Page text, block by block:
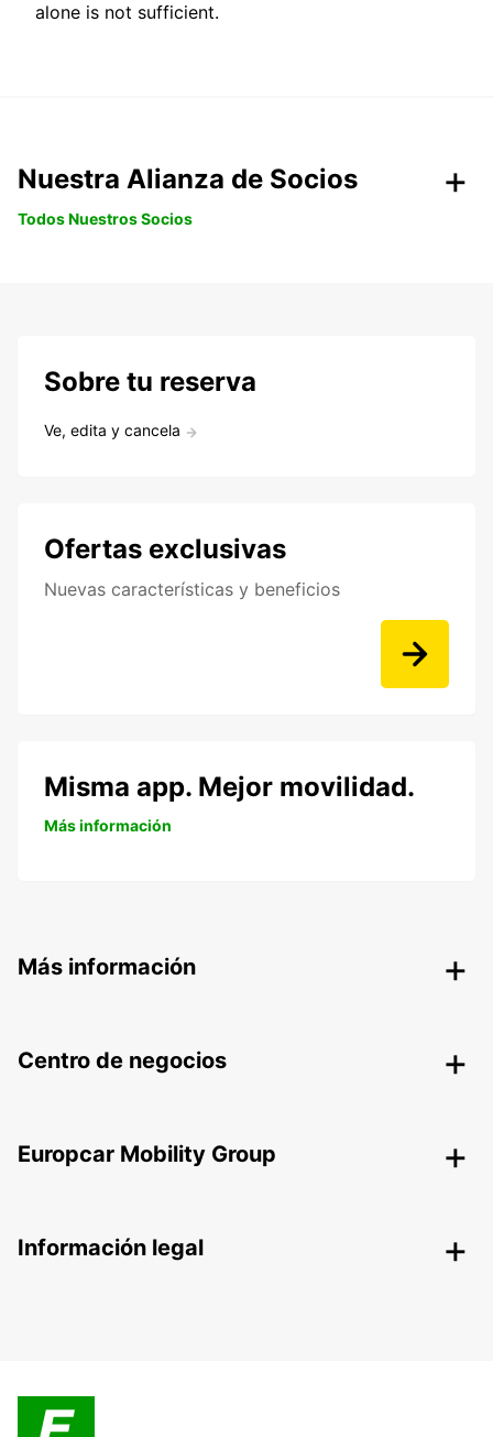
alone is not sufficient.
Nuestra Alianza de Socios
Todos Nuestros Socios
Sobre tu reserva
Ve, edita y cancela
Ofertas exclusivas
Nuevas características y beneficios
Misma app. Mejor movilidad.
Más información
Más información
Centro de negocios
Europcar Mobility Group
Información legal